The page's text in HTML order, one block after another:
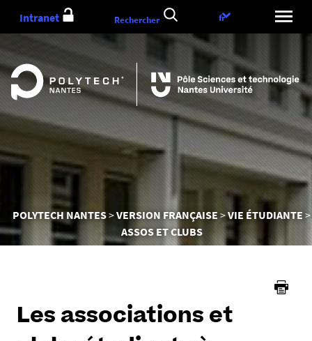
Aller
au
contenu
Vous
êtes
ici :
POLYTECH NANTES VERSION FRANÇAISE
VIE ÉTUDIANTE
ASSOS ET CLUBS
Intranet Rechercher
Choix
langue
fr
Les associations et